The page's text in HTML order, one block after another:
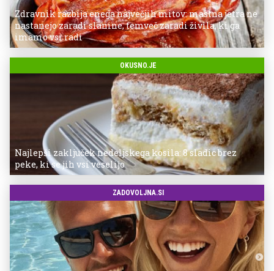
Zdravnik razbija enega največjih mitov: mastna jetra ne
nastanejo zaradi slanine, temveč zaradi živila, ki ga
imamo vsi radi
OKUSNO.JE
Najlepši zaključek nedeljskega kosila: 8 sladic brez
peke, ki se jih vsi veselijo
ZADOVOLJNA.SI